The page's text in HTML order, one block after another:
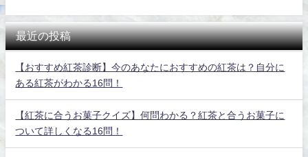
最近の投稿
【おすすめ紅茶診断】今のあなたにおすすめの紅茶は？自分に
ある紅茶がわかる16問！
【紅茶に合うお菓子クイズ】何問わかる？紅茶と合うお菓子に
ついて詳しくなる16問！